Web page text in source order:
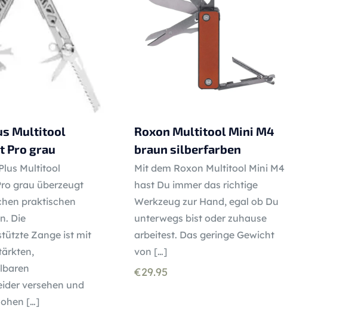
Multitool
Pro grau
Multitool
grau überzeugt
praktischen
Die
Zange ist mit
versehen und
[…]
Roxon Multitool Mini M4
braun silberfarben
Mit dem Roxon Multitool Mini M4
hast Du immer das richtige
Werkzeug zur Hand, egal ob Du
unterwegs bist oder zuhause
arbeitest. Das geringe Gewicht
von […]
€29.95